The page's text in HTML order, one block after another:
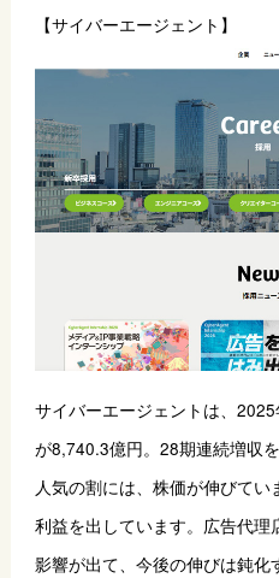
【サイバーエージェント】
サイバーエージェントは、
が8,740.3億円。28期連続増収を
人気の割には、株価が伸びて
利益を出しています。広告代
影響が出て、今後の伸びは鈍化